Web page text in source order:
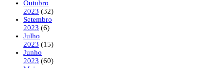
Outubro
2023 (32)
Setembro
2023 (6)
Julho
2023 (15)
Junho
2023 (60)